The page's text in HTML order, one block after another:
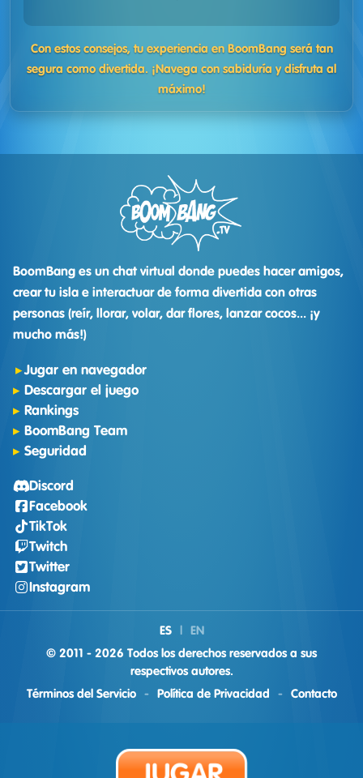
Con estos consejos, tu experiencia en BoomBang será tan
segura como divertida. ¡Navega con sabiduría y disfruta al
máximo!
BoomBang es un chat virtual donde puedes hacer amigos,
crear tu isla e interactuar de forma divertida con otras
personas (reír, llorar, volar, dar flores, lanzar cocos... ¡y
mucho más!)
Jugar en navegador
Descargar el juego
Rankings
BoomBang Team
Seguridad
Discord
Facebook
TikTok
Twitch
Twitter
Instagram
ES
EN
© 2011 - 2026 Todos los derechos reservados a sus
respectivos autores.
Términos del Servicio
- Política de Privacidad - Contacto